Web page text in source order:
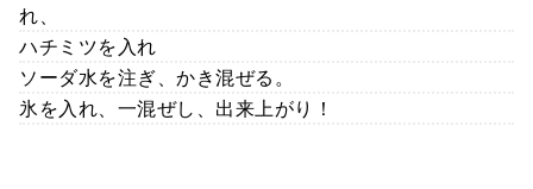
れ、
ハチミツを入れ
ソーダ水を注ぎ、かき混ぜる。
氷を入れ、一混ぜし、出来上がり！